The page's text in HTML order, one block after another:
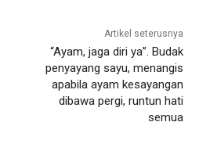
Artikel seterusnya
“Ayam, jaga diri ya”. Budak
penyayang sayu, menangis
apabila ayam kesayangan
dibawa pergi, runtun hati
semua